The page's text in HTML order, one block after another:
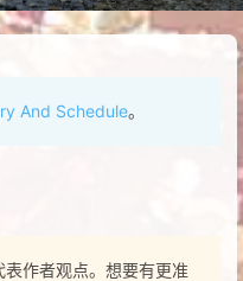
And Schedule。
作者观点。想要有更准